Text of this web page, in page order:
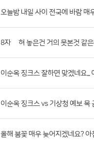
오늘밤 내일 사이 전국에 바람 매
8자 눞혀 놓은건 거의 못본것 같은
이순옥 징크스 잘하면 맞겠네요...
이순옥 징크스 vs 기상청 예보 목
올해 봄꽃 매우 늦어지겠네요? 아